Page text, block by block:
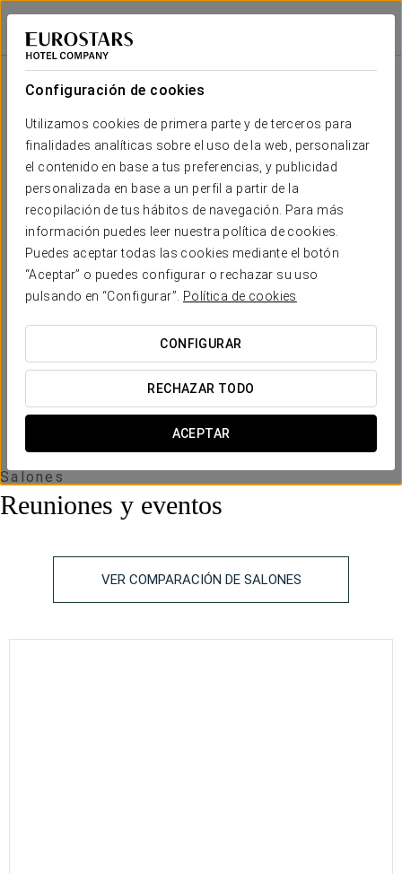
Configuración de cookies
Utilizamos cookies de primera parte y de terceros para
finalidades analíticas sobre el uso de la web, personalizar
el contenido en base a tus preferencias, y publicidad
personalizada en base a un perfil a partir de la
recopilación de tus hábitos de navegación. Para más
información puedes leer nuestra política de cookies.
Puedes aceptar todas las cookies mediante el botón
“Aceptar” o puedes configurar o rechazar su uso
pulsando en “Configurar”.
Política de cookies
CONFIGURAR
RECHAZAR TODO
ACEPTAR
Eurostars Park Hotel Maximilian
RATISBONA
Tu evento en
SOLICITAR PRESUPUESTO
Salones
Reuniones y eventos
VER COMPARACIÓN DE SALONES
Sala
U
Maximiliansaal
210 m
altura
- - 130 - - -
Balkonsaal
x m
altura
- - 60 30 - -